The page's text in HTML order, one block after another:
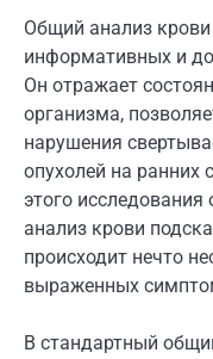
Общий анализ
информативных и
Он отражает
организма,
нарушения
опухолей на ранних
этого
анализ крови
происходит нечто
выраженных
В стандартный